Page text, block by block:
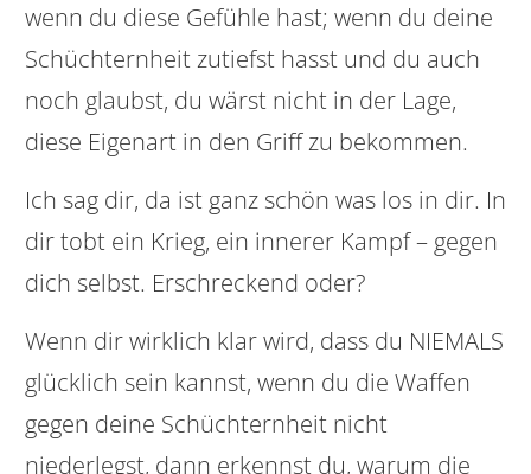
wenn du diese Gefühle hast; wenn du deine
Schüchternheit zutiefst hasst und du auch
noch glaubst, du wärst nicht in der Lage,
diese Eigenart in den Griff zu bekommen.
Ich sag dir, da ist ganz schön was los in dir. In
dir tobt ein Krieg, ein innerer Kampf – gegen
dich selbst. Erschreckend oder?
Wenn dir wirklich klar wird, dass du NIEMALS
glücklich sein kannst, wenn du die Waffen
gegen deine Schüchternheit nicht
niederlegst, dann erkennst du, warum die